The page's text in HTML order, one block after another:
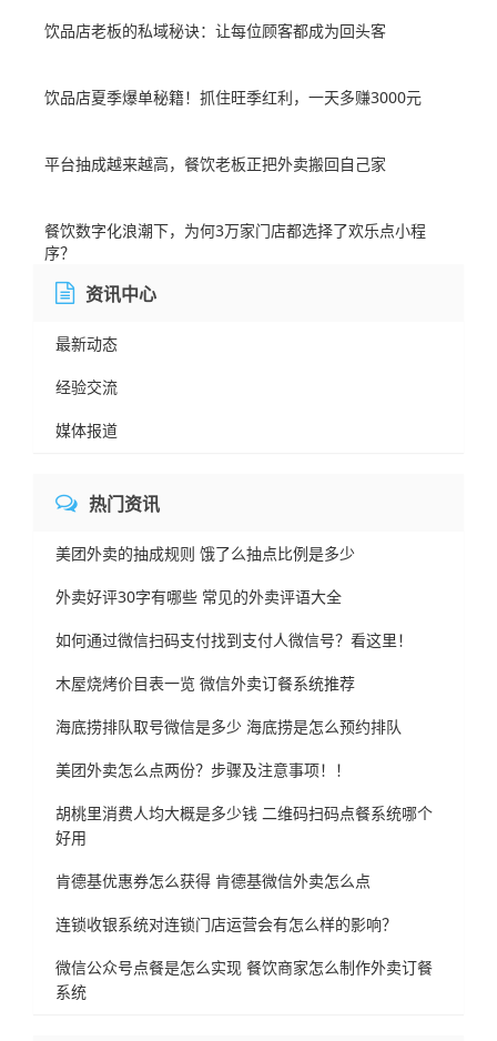
饮品店老板的私域秘诀：让每位顾客都成为回头客
饮品店夏季爆单秘籍！抓住旺季红利，一天多赚3000元
平台抽成越来越高，餐饮老板正把外卖搬回自己家
餐饮数字化浪潮下，为何3万家门店都选择了欢乐点小程
序？
资讯中心
最新动态
经验交流
媒体报道
热门资讯
美团外卖的抽成规则 饿了么抽点比例是多少
外卖好评30字有哪些 常见的外卖评语大全
如何通过微信扫码支付找到支付人微信号？看这里！
木屋烧烤价目表一览 微信外卖订餐系统推荐
海底捞排队取号微信是多少 海底捞是怎么预约排队
美团外卖怎么点两份？步骤及注意事项！！
胡桃里消费人均大概是多少钱 二维码扫码点餐系统哪个
好用
肯德基优惠券怎么获得 肯德基微信外卖怎么点
连锁收银系统对连锁门店运营会有怎么样的影响？
微信公众号点餐是怎么实现 餐饮商家怎么制作外卖订餐
系统